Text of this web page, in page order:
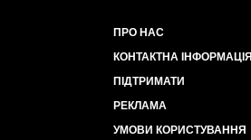
ПРО НАС
КОНТАКТНА ІНФОРМАЦІЯ
ПІДТРИМАТИ
РЕКЛАМА
УМОВИ КОРИСТУВАННЯ